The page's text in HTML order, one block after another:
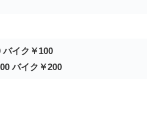
バイク￥100
バイク￥200